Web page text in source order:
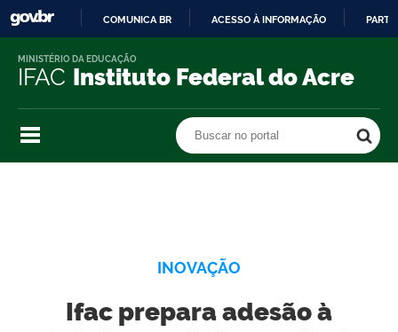
O
COMUNICA BR ACESSO À INFORMAÇÃO
IFAC Instituto Federal do Acre
MINISTÉRIO DA EDUCAÇÃO
Buscar no portal
INOVAÇÃO
Ifac prepara adesão à